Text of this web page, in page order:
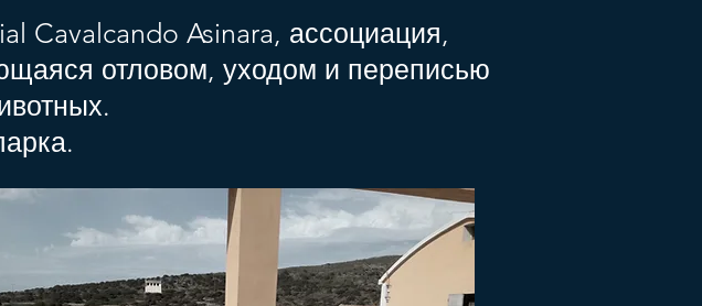
Cavalcando Asinara, ассоциация,
отловом, уходом и переписью